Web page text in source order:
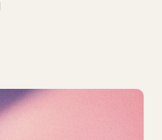
ドイノベーションズ
ーレンズ